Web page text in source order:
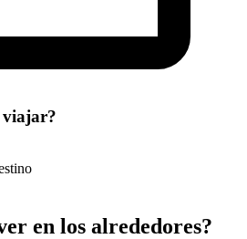
en los alrededores?